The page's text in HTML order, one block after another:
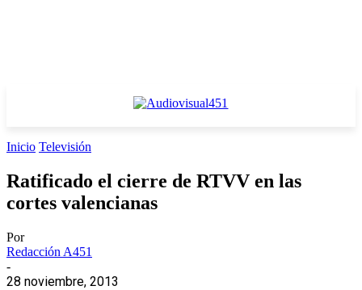
Inicio Televisión
Ratificado el cierre de RTVV en las
cortes valencianas
Por
Redacción A451
-
28 noviembre, 2013